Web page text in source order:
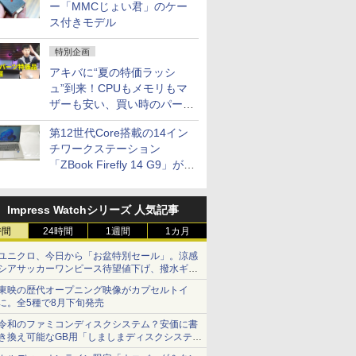
ー「MMCじょい君」のケー
ス付きモデル
特別企画
アキバに“夏の特価ラッシ
ュ”到来！CPUもメモリもマ
ザーも安い、買い時のパーツ
は？【8月7日(金)22時配信】
第12世代Core搭載の14イン
チワークステーション
「ZBook Firefly 14 G9」が
セール
Impress Watchシリーズ 人気記事
24時間 1週間 1カ月
ニクロ、今日から「お盆特別セール」。涼感
アサッカーワンピース待望値下げ、撥水ギア
ョーツは1990円に
映の歴代オープニング映像がカプセルトイ
。全5種で8月下旬発売
和のファミコンディスクシステム？安価に書
換え可能なGB用「しましまディスクシステ
」